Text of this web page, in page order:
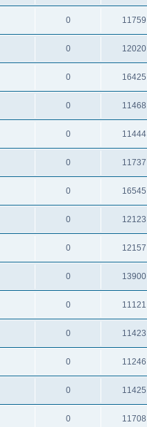
0 11759
0 12020
0 16425
0 11468
0 11444
0 11737
0 16545
0 12123
0 12157
0 13900
0 11121
0 11423
0 11246
0 11425
0 11708